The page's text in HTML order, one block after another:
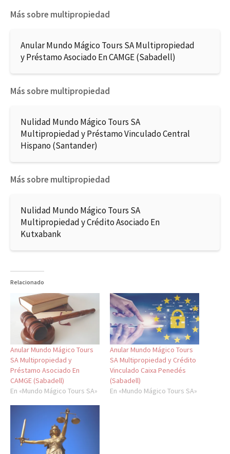
Más sobre multipropiedad
Anular Mundo Mágico Tours SA Multipropiedad
y Préstamo Asociado En CAMGE (Sabadell)
Más sobre multipropiedad
Nulidad Mundo Mágico Tours SA
Multipropiedad y Préstamo Vinculado Central
Hispano (Santander)
Más sobre multipropiedad
Nulidad Mundo Mágico Tours SA
Multipropiedad y Crédito Asociado En
Kutxabank
Relacionado
Anular Mundo Mágico Tours
SA Multipropiedad y
Préstamo Asociado En
CAMGE (Sabadell)
En «Mundo Mágico Tours SA»
Anular Mundo Mágico Tours
SA Multipropiedad y Crédito
Vinculado Caixa Penedés
(Sabadell)
En «Mundo Mágico Tours SA»